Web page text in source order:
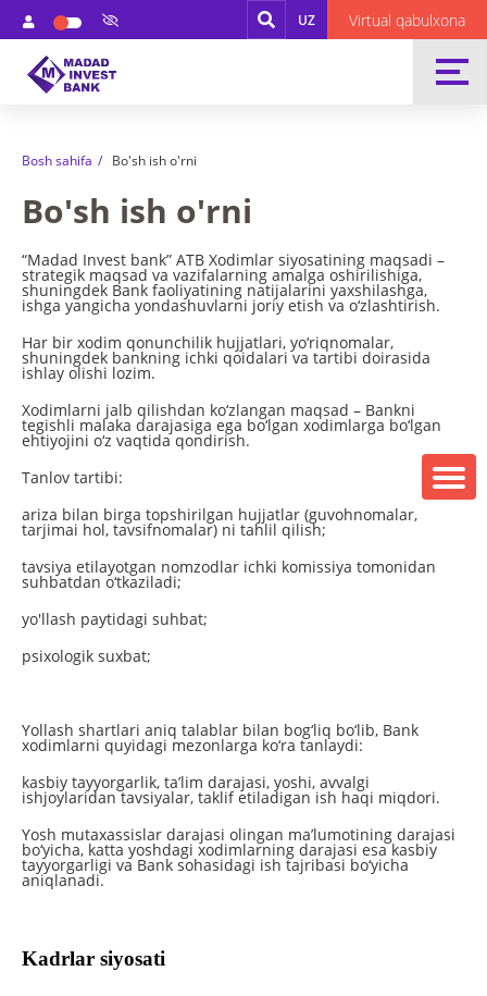
UZ Virtual qabulxona
Bosh sahifa Bo'sh ish o'rni
Bo'sh ish o'rni
“Madad Invest bank” ATB Xodimlar siyosatining maqsadi –
strategik maqsad va vazifalarning amalga oshirilishiga,
shuningdek Bank faoliyatining natijalarini yaxshilashga,
ishga yangicha yondashuvlarni joriy etish va o‘zlashtirish.
Har bir xodim qonunchilik hujjatlari, yo‘riqnomalar,
shuningdek bankning ichki qoidalari va tartibi doirasida
ishlay olishi lozim.
Xodimlarni jalb qilishdan ko‘zlangan maqsad – Bankni
tegishli malaka darajasiga ega bo‘lgan xodimlarga bo‘lgan
ehtiyojini o‘z vaqtida qondirish.
Tanlov tartibi:
ariza bilan birga topshirilgan hujjatlar (guvohnomalar,
tarjimai hol, tavsifnomalar) ni tahlil qilish;
tavsiya etilayotgan nomzodlar ichki komissiya tomonidan
suhbatdan o‘tkaziladi;
yo'llash paytidagi suhbat;
psixologik suxbat;
Yollash shartlari aniq talablar bilan bog‘liq bo‘lib, Bank
xodimlarni quyidagi mezonlarga ko‘ra tanlaydi:
kasbiy tayyorgarlik, ta’lim darajasi, yoshi, avvalgi
ishjoylaridan tavsiyalar, taklif etiladigan ish haqi miqdori.
Yosh mutaxassislar darajasi olingan ma’lumotining darajasi
bo‘yicha, katta yoshdagi xodimlarning darajasi esa kasbiy
tayyorgarligi va Bank sohasidagi ish tajribasi bo‘yicha
aniqlanadi.
Kadrlar siyosati